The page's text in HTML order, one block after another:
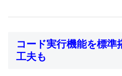
コード実行機能を標準
工夫も